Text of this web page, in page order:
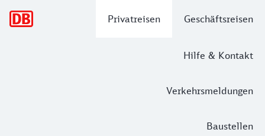
Privatreisen Geschäftsreisen
Hilfe & Kontakt
Verkehrsmeldungen
Baustellen